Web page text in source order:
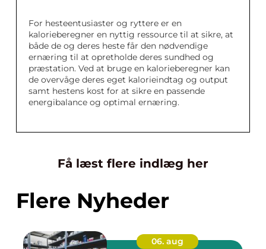
For hesteentusiaster og ryttere er en
kalorieberegner en nyttig ressource til at sikre, at
både de og deres heste får den nødvendige
ernæring til at opretholde deres sundhed og
præstation. Ved at bruge en kalorieberegner kan
de overvåge deres eget kalorieindtag og output
samt hestens kost for at sikre en passende
energibalance og optimal ernæring.
Få læst flere indlæg her
Flere Nyheder
06. aug